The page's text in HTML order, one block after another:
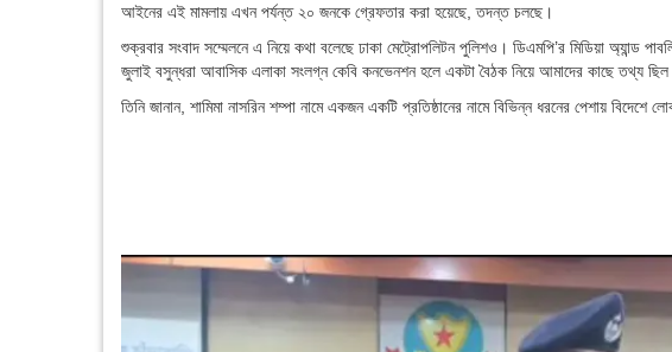
আইনের এই মামলায় এখন পর্যন্ত ২০ জনকে গ্রেফতার করা হয়েছে, তদন্ত চলছে।
শুক্রবার সংবাদ সম্মেলনে এ নিয়ে কথা বলেছে ঢাকা মেট্রোপলিটন পুলিশও। ডিএমপি’র মিডিয়া অ্যান্ড
জুলাই বসুন্ধরা আবাসিক এলাকা সংলগ্ন কেবি কনভেনশন হলে একটা বৈঠক নিয়ে আমাদের কাছে তথ্য
তিনি জানান, শামিমা নাসরিন শম্পা নামে একজন একটি প্রতিষ্ঠানের নামে বিভিন্ন ধরনের পেশায় বিদেশে